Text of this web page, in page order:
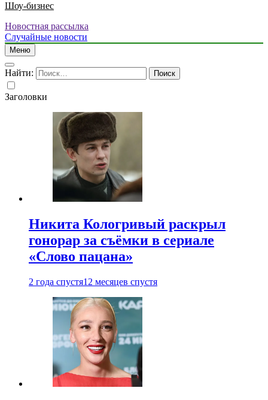
Шоу-бизнес
Новостная рассылка
Случайные новости
Меню
Найти:
Заголовки
Никита Кологривый раскрыл
гонорар за съёмки в сериале
«Слово пацана»
2 года спустя12 месяцев спустя